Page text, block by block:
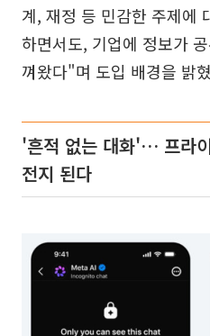
계, 재정 등 민감한 주제에
하면서도, 기업에 정보가
껴왔다"며 도입 배경을 밝
'흔적 없는 대화'… 프라
전지 된다